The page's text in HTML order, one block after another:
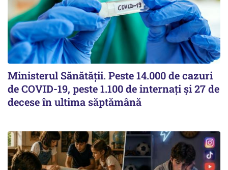
Ministerul Sănătății. Peste 14.000 de cazuri
de COVID-19, peste 1.100 de internați și 27 de
decese în ultima săptămână